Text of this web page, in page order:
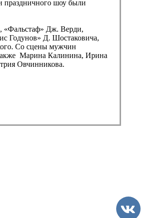
праздничного шоу были
«Фальстаф» Дж. Верди,
Годунов» Д. Шостаковича,
Со сцены мужчин
Марина Калинина, Ирина
Овчинникова.